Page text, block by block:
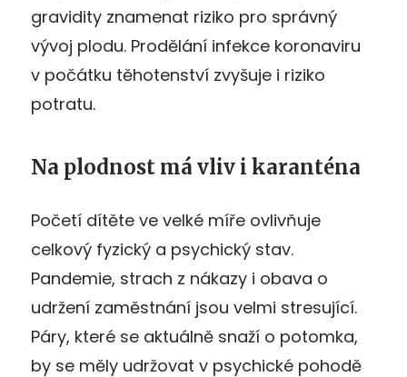
gravidity znamenat riziko pro správný
vývoj plodu. Prodělání infekce koronaviru
v počátku těhotenství zvyšuje i riziko
potratu.
Na plodnost má vliv i karanténa
Početí dítěte ve velké míře ovlivňuje
celkový fyzický a psychický stav.
Pandemie, strach z nákazy i obava o
udržení zaměstnání jsou velmi stresující.
Páry, které se aktuálně snaží o potomka,
by se měly udržovat v psychické pohodě